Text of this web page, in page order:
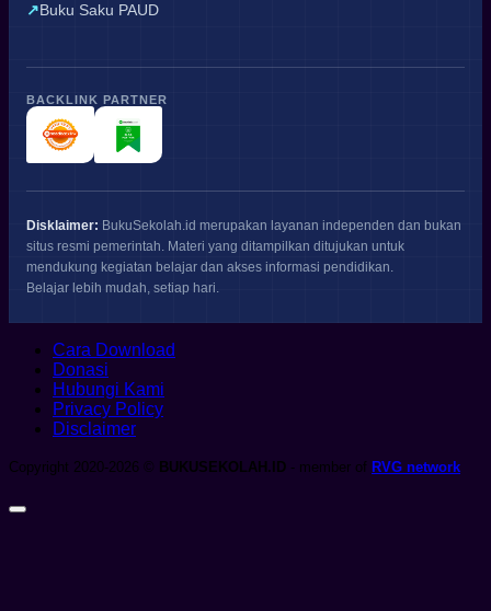
Buku Saku PAUD
BACKLINK PARTNER
Disklaimer: BukuSekolah.id merupakan layanan independen dan bukan
situs resmi pemerintah. Materi yang ditampilkan ditujukan untuk
mendukung kegiatan belajar dan akses informasi pendidikan.
Belajar lebih mudah, setiap hari.
Cara Download
Donasi
Hubungi Kami
Privacy Policy
Disclaimer
Copyright 2020-2026 © BUKUSEKOLAH.ID - member of RVG network